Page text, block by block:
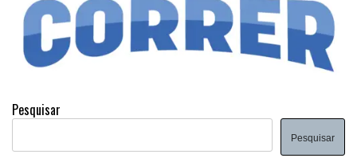
Pesquisar
Pesquisar